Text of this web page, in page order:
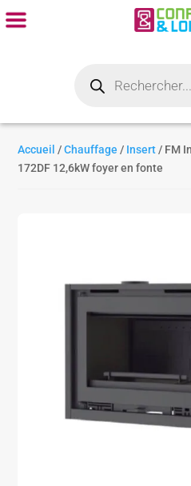
produits
Accueil /Chauffage / Insert / FM
172DF 12,6kW foyer en fonte